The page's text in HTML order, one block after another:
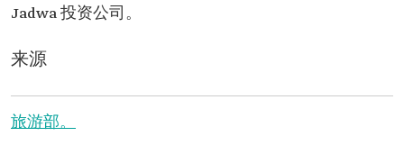
Jadwa 投资公司。
来源
旅游部。